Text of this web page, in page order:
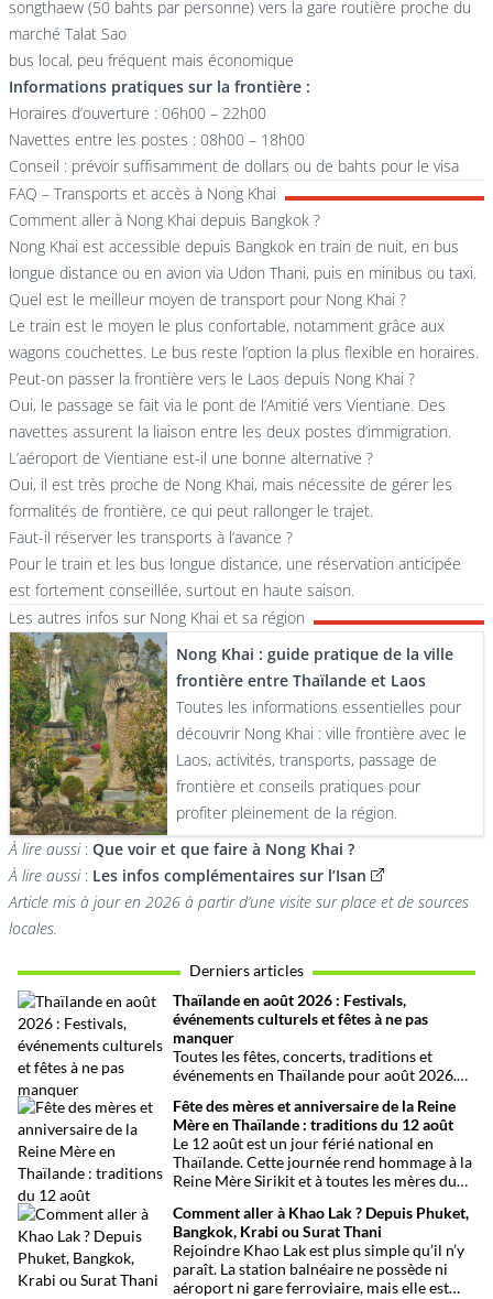
songthaew (50 bahts par personne) vers la gare routière proche du
marché Talat Sao
bus local, peu fréquent mais économique
Informations pratiques sur la frontière :
Horaires d’ouverture : 06h00 – 22h00
Navettes entre les postes : 08h00 – 18h00
Conseil : prévoir suffisamment de dollars ou de bahts pour le visa
FAQ – Transports et accès à Nong Khai
Comment aller à Nong Khai depuis Bangkok ?
Nong Khai est accessible depuis Bangkok en train de nuit, en bus
longue distance ou en avion via Udon Thani, puis en minibus ou taxi.
Quel est le meilleur moyen de transport pour Nong Khai ?
Le train est le moyen le plus confortable, notamment grâce aux
wagons couchettes. Le bus reste l’option la plus flexible en horaires.
Peut-on passer la frontière vers le Laos depuis Nong Khai ?
Oui, le passage se fait via le pont de l’Amitié vers Vientiane. Des
navettes assurent la liaison entre les deux postes d’immigration.
L’aéroport de Vientiane est-il une bonne alternative ?
Oui, il est très proche de Nong Khai, mais nécessite de gérer les
formalités de frontière, ce qui peut rallonger le trajet.
Faut-il réserver les transports à l’avance ?
Pour le train et les bus longue distance, une réservation anticipée
est fortement conseillée, surtout en haute saison.
Les autres infos sur Nong Khai et sa région
Nong Khai : guide pratique de la ville
frontière entre Thaïlande et Laos
Toutes les informations essentielles pour
découvrir Nong Khai : ville frontière avec le
Laos, activités, transports, passage de
frontière et conseils pratiques pour
profiter pleinement de la région.
À lire aussi: Que voir et que faire à Nong Khai ?
À lire aussi: Les infos complémentaires sur l’Isan
Article mis à jour en 2026 à partir d’une visite sur place et de sources
locales.
Derniers articles
Thaïlande en août 2026 : Festivals,
événements culturels et fêtes à ne pas
manquer
Toutes les fêtes, concerts, traditions et
événements en Thaïlande pour août 2026.
organiser son voyage.
Fête des mères et anniversaire de la Reine
Mère en Thaïlande : traditions du 12 août
Le 12 août est un jour férié national en
Thaïlande. Cette journée rend hommage à la
Reine Mère Sirikit et à toutes les mères du
traditions bouddhistes et festivités
populaires dans tout le royaume.
Comment aller à Khao Lak ? Depuis Phuket,
Bangkok, Krabi ou Surat Thani
Rejoindre Khao Lak est plus simple qu’il n’y
paraît. La station balnéaire ne possède ni
aéroport ni gare ferroviaire, mais elle est